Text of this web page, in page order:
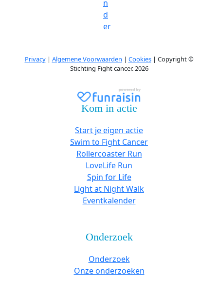
n
d
er
Privacy| Algemene Voorwaarden | Cookies| Copyright ©
Stichting Fight cancer. 2026
Kom in actie
Start je eigen actie
Swim to Fight Cancer
Rollercoaster Run
LoveLife Run
Spin for Life
Light at Night Walk
Eventkalender
Onderzoek
Onderzoek
Onze onderzoeken